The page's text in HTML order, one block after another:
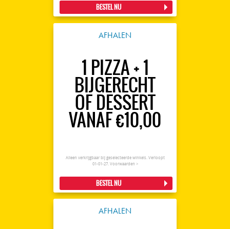
BESTEL NU
AFHALEN
1 PIZZA + 1
BIJGERECHT
OF DESSERT
VANAF €10,00
Alleen verkrijgbaar bij geselecteerde winkels. Verloopt
01-01-27. Voorwaarden >
BESTEL NU
AFHALEN